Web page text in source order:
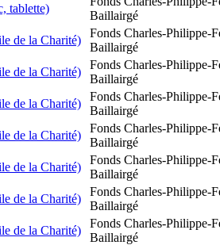
tablette)
Baillairgé
de la Charité)
Fonds Charles-Philippe-
Baillairgé
de la Charité)
Fonds Charles-Philippe-
Baillairgé
de la Charité)
Fonds Charles-Philippe-
Baillairgé
de la Charité)
Fonds Charles-Philippe-
Baillairgé
de la Charité)
Fonds Charles-Philippe-
Baillairgé
de la Charité)
Fonds Charles-Philippe-
Baillairgé
de la Charité)
Fonds Charles-Philippe-
Baillairgé